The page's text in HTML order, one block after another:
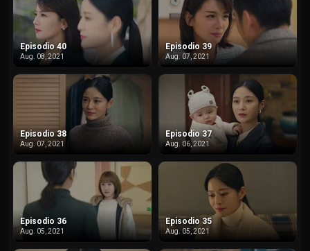
Episodio 40
Aug. 08, 2021
Episodio 39
Aug. 07, 2021
Episodio 38
Aug. 07, 2021
Episodio 37
Aug. 06, 2021
Episodio 36
Aug. 05, 2021
Episodio 35
Aug. 05, 2021